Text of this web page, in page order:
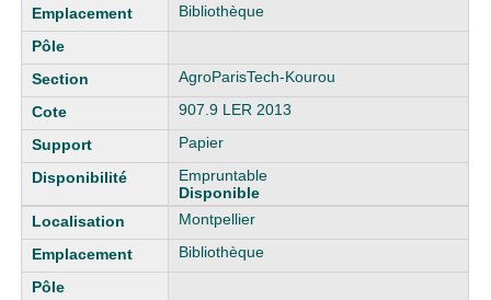
Bibliothèque
AgroParisTech-Kourou
907.9 LER 2013
Papier
Empruntable
Disponible
Montpellier
Bibliothèque